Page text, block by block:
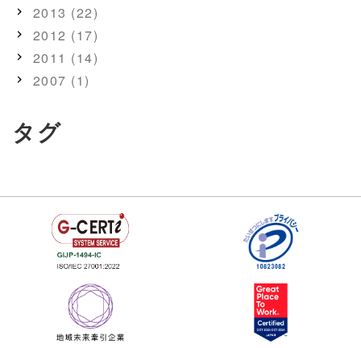
2013 (22)
2012 (17)
2011 (14)
2007 (1)
タグ